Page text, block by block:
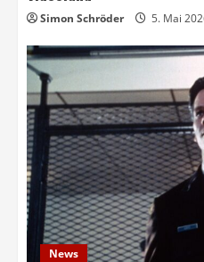
Simon Schröder 5. Mai
News